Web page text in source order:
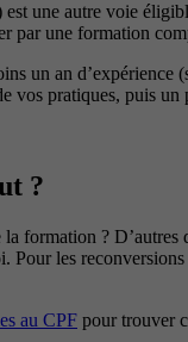
une autre voie
par une formation
un an
vos pratiques, puis un
?
formation ?
Pour les
au CPF pour trouver